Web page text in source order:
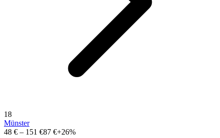
18
Münster
48 € – 151 €87 €+26%